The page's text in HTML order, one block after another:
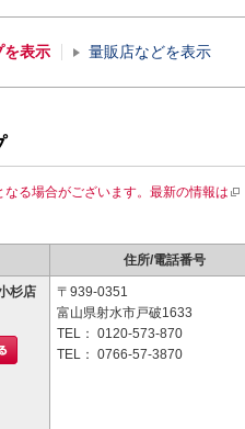
を表示 量販店などを表示
る場合がございます。最新の情報は
住所/電話番号
杉店
〒939-0351
富山県射水市戸破1633
TEL： 0120-573-870
TEL： 0766-57-3870